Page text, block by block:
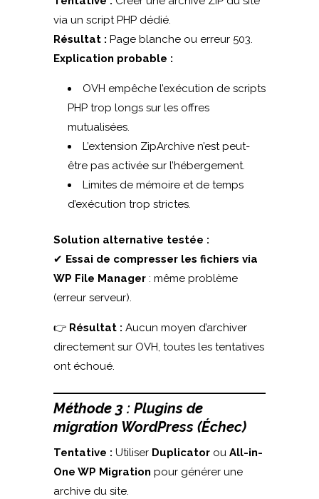
via un script PHP dédié.
Résultat : Page blanche ou erreur 503.
Explication probable :
OVH empêche l’exécution de scripts
PHP trop longs sur les offres
mutualisées.
L’extension ZipArchive n’est peut-
être pas activée sur l’hébergement.
Limites de mémoire et de temps
d’exécution trop strictes.
Solution alternative testée :
✔ Essai de compresser les fichiers via
WP File Manager: même problème
(erreur serveur).
👉 Résultat : Aucun moyen d’archiver
directement sur OVH, toutes les tentatives
ont échoué.
Méthode 3 : Plugins de
migration WordPress (Échec)
Tentative : Utiliser Duplicatorou All-in-
One WP Migration pour générer une
archive du site.